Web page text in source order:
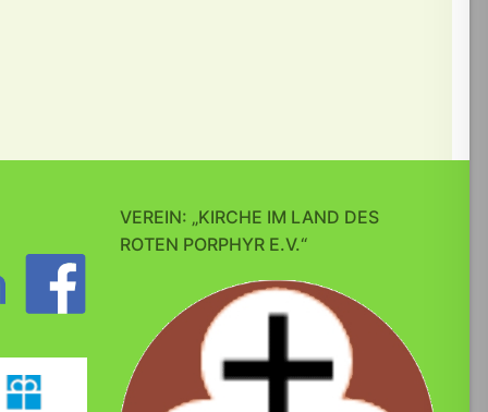
VEREIN: „KIRCHE IM LAND DES
ROTEN PORPHYR E.V.“